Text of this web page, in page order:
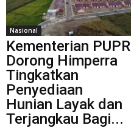
Nasional
Kementerian PUPR
Dorong Himperra
Tingkatkan
Penyediaan
Hunian Layak dan
Terjangkau Bagi...